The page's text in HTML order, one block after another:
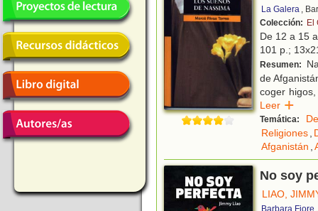
La Galera ,
Colección: El
De 12 a 15
101 p.;
Resumen:
de
coger
Leer
Temática:
Religiones,
Afganistán ,
No soy
LIAO,